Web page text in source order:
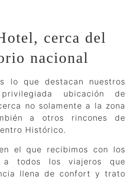
cerca del
nacional
lo que destacan nuestros
ubicación de
no solamente a la zona
a otros rincones de
Histórico.
el que recibimos con los
a todos los viajeros que
llena de confort y trato